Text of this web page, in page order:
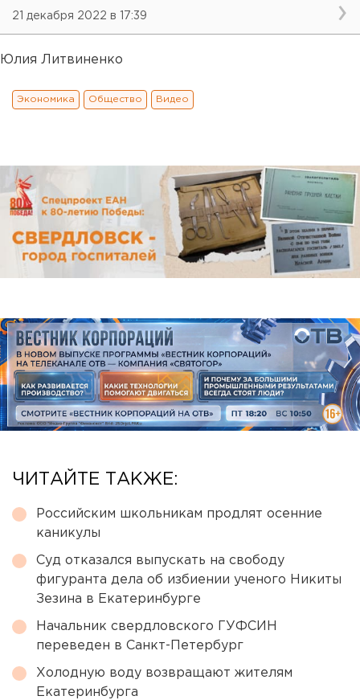
21 декабря 2022 в 17:39
Юлия Литвиненко
Экономика Общество Видео
ЧИТАЙТЕ ТАКЖЕ:
Российским школьникам продлят осенние
каникулы
Суд отказался выпускать на свободу
фигуранта дела об избиении ученого Никиты
Зезина в Екатеринбурге
Начальник свердловского ГУФСИН
переведен в Санкт-Петербург
Холодную воду возвращают жителям
Екатеринбурга